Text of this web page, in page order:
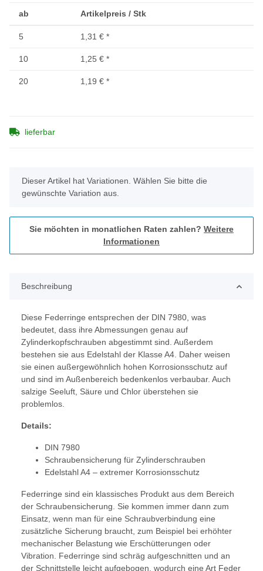
ab Artikelpreis / Stk
5 1,31 € *
10 1,25 € *
20 1,19 € *
lieferbar
x
Dieser Artikel hat Variationen. Wählen Sie bitte die
gewünschte Variation aus.
Sie möchten in monatlichen Raten zahlen? Weitere
Informationen
Beschreibung
Diese Federringe entsprechen der DIN 7980, was
bedeutet, dass ihre Abmessungen genau auf
Zylinderkopfschrauben abgestimmt sind. Außerdem
bestehen sie aus Edelstahl der Klasse A4. Daher weisen
sie einen außergewöhnlich hohen Korrosionsschutz auf
und sind im Außenbereich bedenkenlos verbaubar. Auch
salzige Seeluft, Säure und Chlor überstehen sie
problemlos.
Details:
DIN 7980
Schraubensicherung für Zylinderschrauben
Edelstahl A4 – extremer Korrosionsschutz
Federringe sind ein klassisches Produkt aus dem Bereich
der Schraubensicherung. Sie kommen immer dann zum
Einsatz, wenn man für eine Schraubverbindung eine
zusätzliche Sicherung braucht, zum Beispiel bei erhöhter
mechanischer Belastung wie Erschütterungen oder
Vibration. Federringe sind schräg aufgeschnitten und an
der Schnittstelle leicht aufgebogen, wodurch eine Art Feder